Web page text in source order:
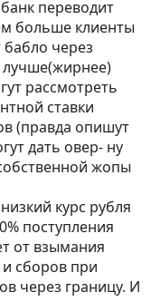
переводит
больше клиенты
бабло через
лучше(жирнее)
рассмотреть
ставки
(правда опишут
дать овер- ну
жопы
курс рубля
поступления
от взымания
сборов при
через границу. И